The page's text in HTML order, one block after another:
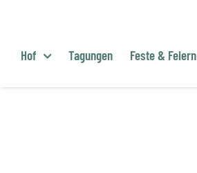
Hof Tagungen Feste & Feiern